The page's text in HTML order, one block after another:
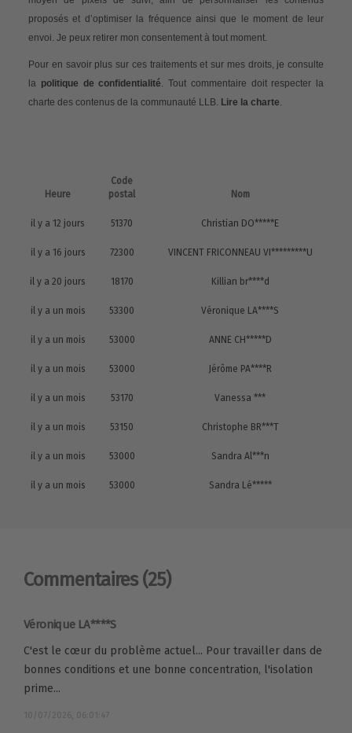
proposés et d’optimiser la fréquence ainsi que le moment de leur
envoi. Je peux retirer mon consentement à tout moment.
Pour en savoir plus sur ces traitements et sur mes droits, je consulte
la politique de confidentialité. Tout commentaire doit respecter la
charte des contenus de la communauté LLB. Lire la charte.
Heure
Code
postal
Nom
il y a 12 jours 51370 Christian DO*****E
il y a 16 jours 72300 VINCENT FRICONNEAU VI*********U
il y a 20 jours 18170 Killian br****d
il y a un mois 53300 Véronique LA****S
il y a un mois 53000 ANNE CH*****D
il y a un mois 53000 Jérôme PA****R
il y a un mois 53170 Vanessa ***
il y a un mois 53150 Christophe BR***T
il y a un mois 53000 Sandra Al***n
il y a un mois 53000 Sandra Lé*****
Commentaires (25)
Véronique LA****S
C'est le cœur du problème actuel... Pour travailler dans de
bonnes conditions et une bonne concentration, l'isolation
prime...
10/07/2026, 06:01:47